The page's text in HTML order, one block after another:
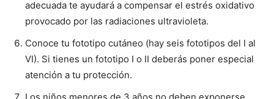
adecuada te ayudará a compensar el estrés oxidativo
provocado por las radiaciones ultravioleta.
Conoce tu fototipo cutáneo (hay seis fototipos del I al
VI). Si tienes un fototipo I o II deberás poner especial
atención a tu protección.